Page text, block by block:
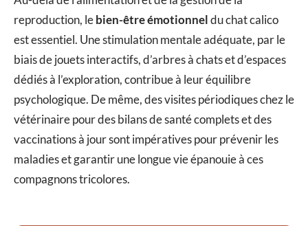
reproduction, lebien-être émotionneldu chat calico
est essentiel. Une stimulation mentale adéquate, par le
biais de jouets interactifs, d’arbres à chats et d’espaces
dédiés à l’exploration, contribue à leur équilibre
psychologique. De même, des visites périodiques chez le
vétérinaire pour des bilans de santé complets et des
vaccinations à jour sont impératives pour prévenir les
maladies et garantir une longue vie épanouie à ces
compagnons tricolores.